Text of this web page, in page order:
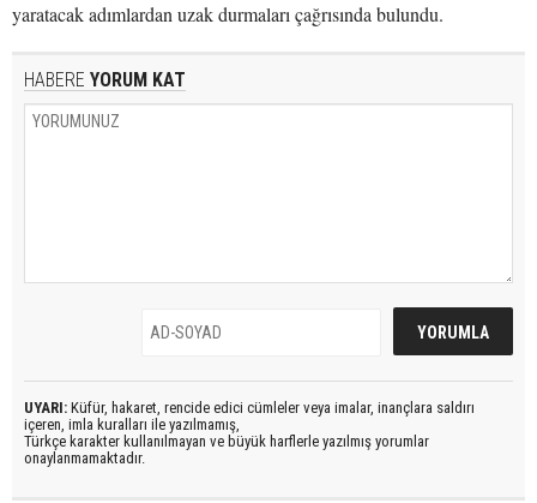
yaratacak adımlardan uzak durmaları çağrısında bulundu.
HABERE YORUM KAT
UYARI: Küfür, hakaret, rencide edici cümleler veya imalar, inançlara saldırı
içeren, imla kuralları ile yazılmamış,
Türkçe karakter kullanılmayan ve büyük harflerle yazılmış yorumlar
onaylanmamaktadır.